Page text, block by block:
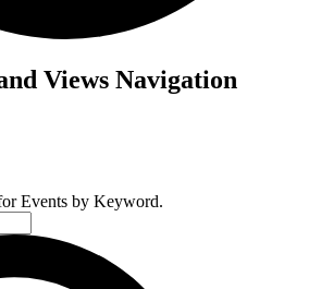
Views Navigation
Events by Keyword.